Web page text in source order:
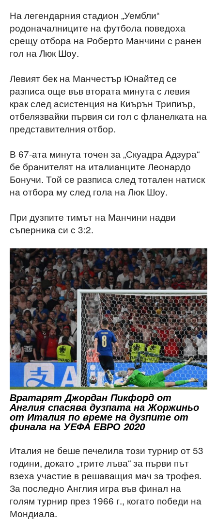
На легендарния стадион „Уембли“
родоначалниците на футбола поведоха
срещу отбора на Роберто Манчини с ранен
гол на Люк Шоу.
Левият бек на Манчестър Юнайтед се
разписа още във втората минута с левия
крак след асистенция на Киърън Трипиър,
отбелязвайки първия си гол с фланелката на
представителния отбор.
В 67-ата минута точен за „Скуадра Адзура“
бе бранителят на италианците Леонардо
Бонучи. Той се разписа след тотален натиск
на отбора му след гола на Люк Шоу.
При дузпите тимът на Манчини надви
съперника си с 3:2.
Вратарят Джордан Пикфорд от
Англия спасява дузпата на Жоржиньо
от Италия по време на дузпите от
финала на УЕФА ЕВРО 2020
Италия не беше печелила този турнир от 53
години, докато „трите лъва“ за първи път
взеха участие в решаващия мач за трофея.
За последно Англия игра във финал на
голям турнир през 1966 г., когато победи на
Мондиала.